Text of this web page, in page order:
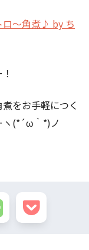
ロ～角煮♪ by ち
をお手軽につく
ヽ(*´ω｀*)ノ